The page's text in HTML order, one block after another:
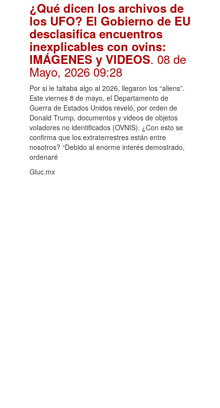
¿Qué dicen los archivos de
los UFO? El Gobierno de EU
desclasifica encuentros
inexplicables con ovins:
IMÁGENES y VIDEOS. 08 de
Mayo, 2026 09:28
Por si le faltaba algo al 2026, llegaron los “aliens”.
Este viernes 8 de mayo, el Departamento de
Guerra de Estados Unidos reveló, por orden de
Donald Trump, documentos y videos de objetos
voladores no identificados (OVNIS). ¿Con esto se
confirma que los extraterrestres están entre
nosotros? “Debido al enorme interés demostrado,
ordenaré
Gluc.mx